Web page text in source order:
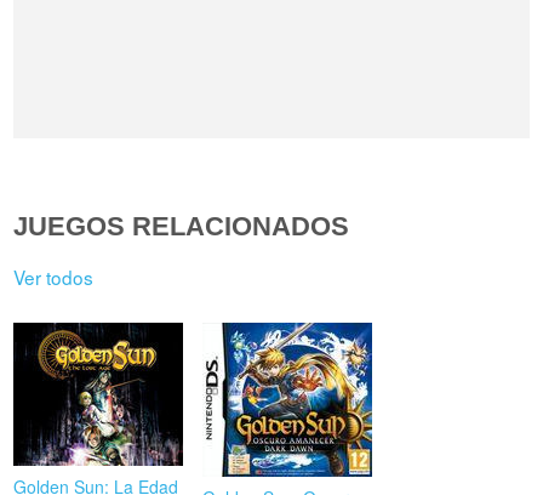
JUEGOS RELACIONADOS
Ver todos
Golden Sun: La Edad